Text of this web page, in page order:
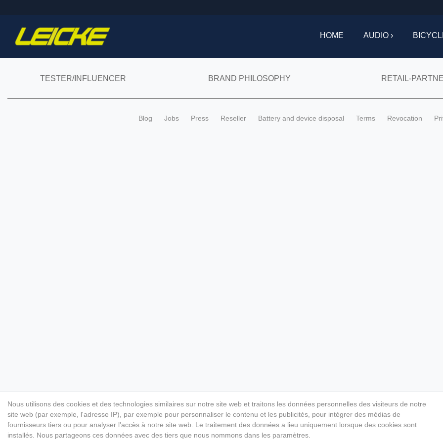
HOME AUDIO ›
TESTER/INFLUENCER BRAND PHILOSOPHY RETAIL-
Blog Jobs Press Reseller Battery and device disposal Terms Revocation
Nous utilisons des cookies et des technologies similaires sur notre site web et traitons les données personnelles des visiteurs de notre
site web (par exemple, l'adresse IP), par exemple pour personnaliser le contenu et les publicités, pour intégrer des médias de
fournisseurs tiers ou pour analyser l'accès à notre site web. Le traitement des données a lieu uniquement lorsque des cookies sont
installés. Nous partageons ces données avec des tiers que nous nommons dans les paramètres.